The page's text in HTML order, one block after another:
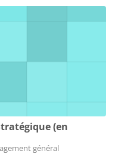
(en
général